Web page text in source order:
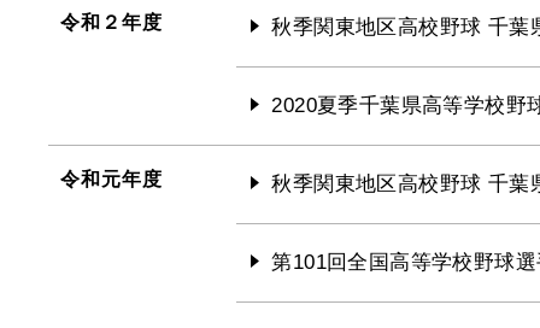
令和２年度 秋季関東地区高校野球 千葉
2020夏季千葉県高等学校野
令和元年度 秋季関東地区高校野球 千葉
第101回全国高等学校野球